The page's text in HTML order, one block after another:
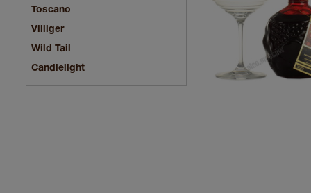
Toscano
Villiger
Wild Tail
Сandlelight